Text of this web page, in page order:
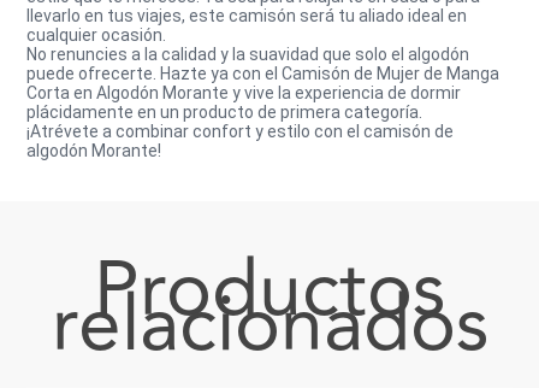
llevarlo en tus viajes, este camisón será tu aliado ideal en
cualquier ocasión.
No renuncies a la calidad y la suavidad que solo el algodón
puede ofrecerte. Hazte ya con el Camisón de Mujer de Manga
Corta en Algodón Morante y vive la experiencia de dormir
plácidamente en un producto de primera categoría.
¡Atrévete a combinar confort y estilo con el camisón de
algodón Morante!
Productos
relacionados